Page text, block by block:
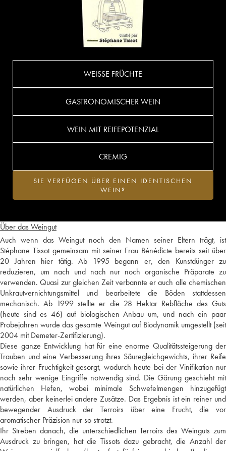
Über das Weingut
Auch wenn das Weingut noch den Namen seiner Eltern trägt, ist
Stéphane Tissot gemeinsam mit seiner Frau Bénédicte bereits seit über
20 Jahren hier tätig. Ab 1995 begann er, den Kunstdünger zu
reduzieren, um nach und nach nur noch organische Präparate zu
verwenden. Quasi zur gleichen Zeit verbannte er auch alle chemischen
Unkrautvernichtungsmittel und bearbeitete die Böden stattdessen
mechanisch. Ab 1999 stellte er die 28 Hektar Rebfläche des Guts
(heute sind es 46) auf biologischen Anbau um, und nach ein paar
Probejahren wurde das gesamte Weingut auf Biodynamik umgestellt (seit
2004 mit Demeter-Zertifizierung).
Diese ganze Entwicklung hat für eine enorme Qualitätssteigerung der
Trauben und eine Verbesserung ihres Säuregleichgewichts, ihrer Reife
sowie ihrer Fruchtigkeit gesorgt, wodurch heute bei der Vinifikation nur
noch sehr wenige Eingriffe notwendig sind. Die Gärung geschieht mit
natürlichen Hefen, wobei minimale Schwefelmengen hinzugefügt
werden, aber keinerlei andere Zusätze. Das Ergebnis ist ein reiner und
bewegender Ausdruck der Terroirs über eine Frucht, die vor
aromatischer Präzision nur so strotzt.
Ihr Streben danach, die unterschiedlichen Terroirs des Weinguts zum
Ausdruck zu bringen, hat die Tissots dazu gebracht, die Anzahl der
WEISSE FRÜCHTE
GASTRONOMISCHER WEIN
WEIN MIT REIFEPOTENZIAL
CREMIG
SIE VERFÜGEN ÜBER EINEN IDENTISCHEN
WEIN?